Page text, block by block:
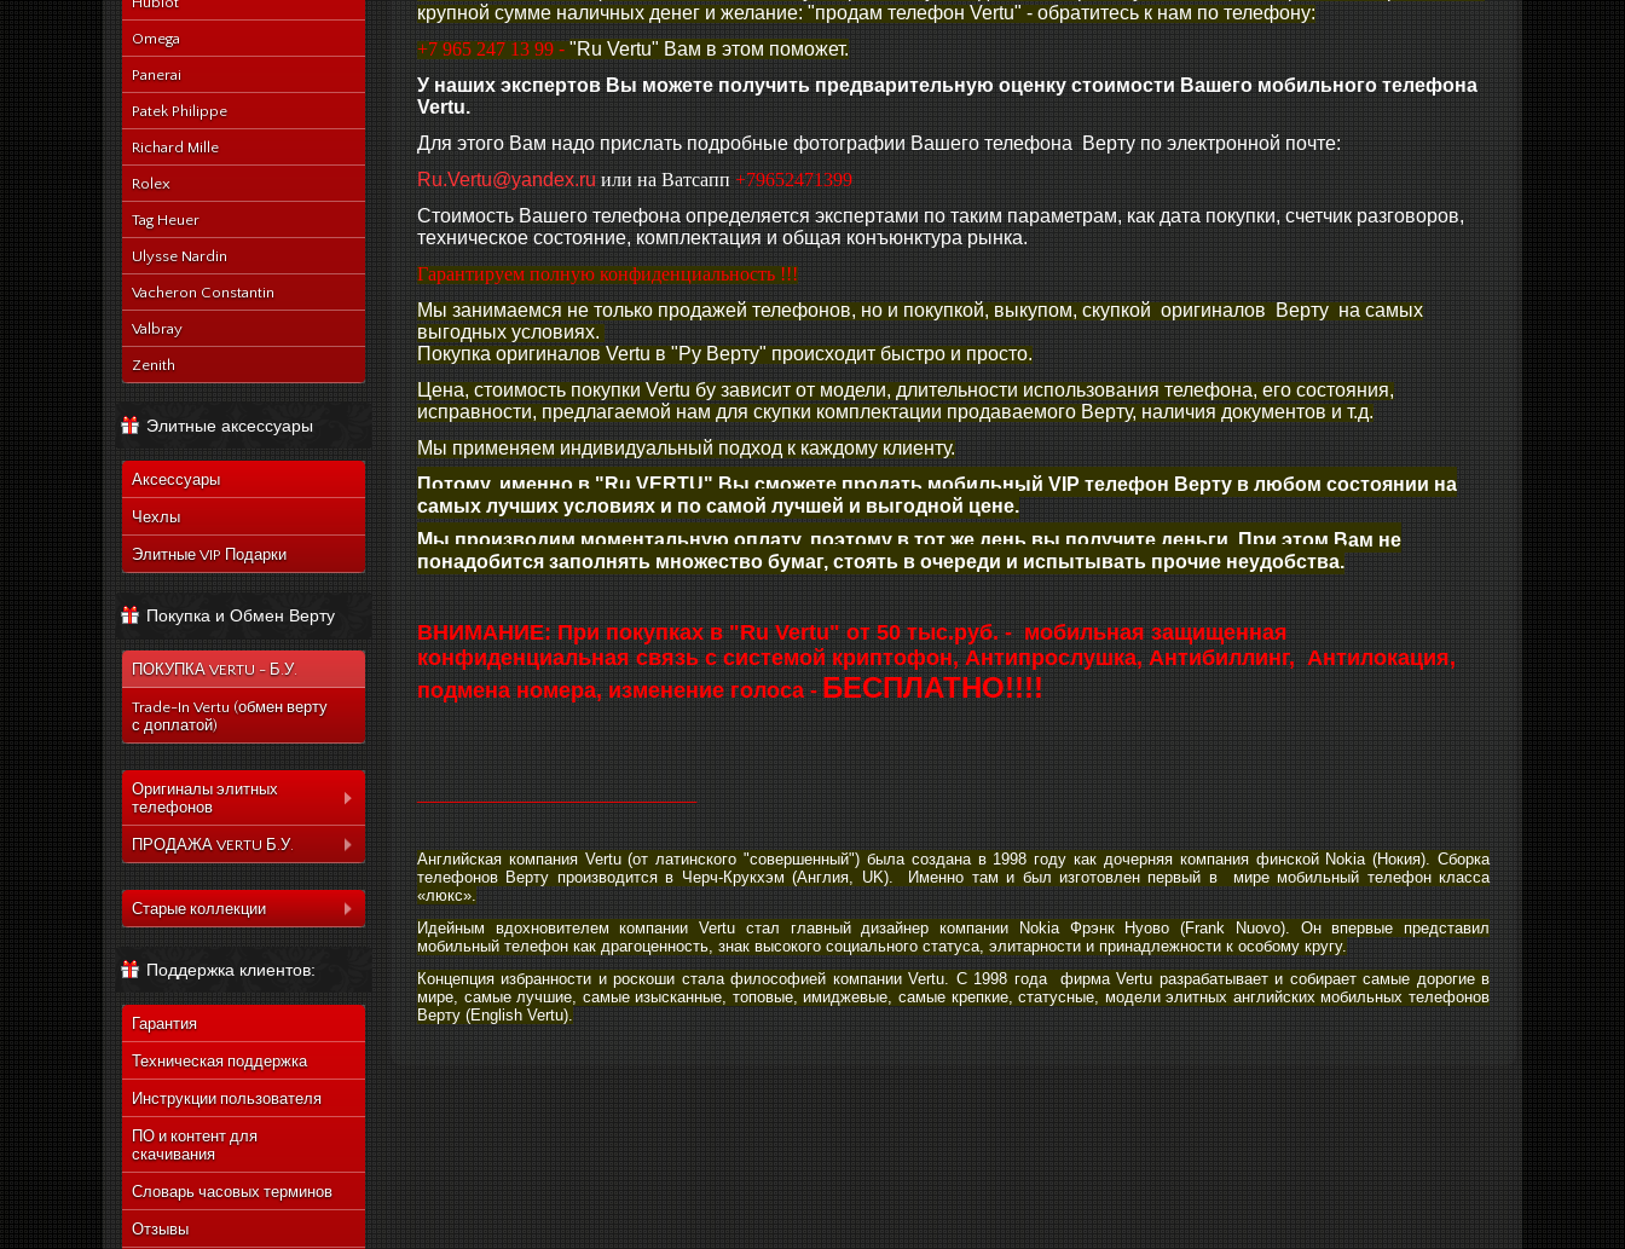
Omega
Panerai
Patek Philippe
Richard Mille
Rolex
Tag Heuer
Ulysse Nardin
Vacheron Constantin
Valbray
Zenith
Элитные аксессуары
Аксессуары
Чехлы
Элитные VIP Подарки
Покупка и Обмен Верту
ПОКУПКА VERTU - Б.У.
Trade-In Vertu (обмен верту
с доплатой)
Оригиналы элитных
телефонов
Коллекция Aster
Коллекция Signature
Коллекция Signature
Коллекция Новый
Signature Touch
ПРОДАЖА VERTU Б.У.
Коллекция Constelation
Коллекция Ascent
Touch
Коллекция Новый
Signature Touch
Старые коллекции
Vertu Ascent X
Vertu Constellation Ayxta
Vertu Constellation Pure
Vertu Constellation Exotic
Vertu Constellation Vivre
Vertu Signature S Design
Vertu Constellation
Vertu Constellation
Monogram
Поддержка клиентов:
Гарантия
Техническая поддержка
Инструкции пользователя
ПО и контент для
скачивания
Словарь часовых терминов
Отзывы
крупной сумме наличных денег и желание: "продам телефон Vertu" - обратитесь к нам по телефону:
+7 965 247 13 99 - "Ru Vertu" Вам в этом поможет.
У наших экспертов Вы можете получить предварительную оценку стоимости Вашего мобильного телефона
Vertu.
Для этого Вам надо прислать подробные фотографии Вашего телефона Верту по электронной почте:
Ru.Vertu@yandex.ru или на Ватсапп +79652471399
Стоимость Вашего телефона определяется экспертами по таким параметрам, как дата покупки, счетчик разговоров,
техническое состояние, комплектация и общая конъюнктура рынка.
Гарантируем полную конфиденциальность !!!
Мы занимаемся не только продажей телефонов, но и покупкой, выкупом, скупкой оригиналов Верту на самых
выгодных условиях.
Покупка оригиналов Vertu в "Ру Верту" происходит быстро и просто.
Цена, стоимость покупки Vertu бу зависит от модели, длительности использования телефона, его состояния,
исправности, предлагаемой нам для скупки комплектации продаваемого Верту, наличия документов и т.д.
Мы применяем индивидуальный подход к каждому клиенту.
Потому, именно в "Ru VERTU" Вы сможете продать мобильный VIP телефон Верту в любом состоянии на
самых лучших условиях и по самой лучшей и выгодной цене.
Мы производим моментальную оплату, поэтому в тот же день вы получите деньги. При этом Вам не
понадобится заполнять множество бумаг, стоять в очереди и испытывать прочие неудобства.
ВНИМАНИЕ: При покупках в "Ru Vertu" от 50 тыс.руб. - мобильная защищенная
конфиденциальная связь с системой криптофон, Антипрослушка, Антибиллинг, Антилокация,
подмена номера, изменение голоса - БЕСПЛАТНО!!!!
Английская компания Vertu (от латинского "совершенный") была создана в 1998 году как дочерняя компания финской Nokia (Нокия). Сборка
телефонов Верту производится в Черч-Крукхэм (Англия, UK). Именно там и был изготовлен первый в мире мобильный телефон класса
«люкс».
Идейным вдохновителем компании Vertu стал главный дизайнер компании Nokia Фрэнк Нуово (Frank Nuovo). Он впервые представил
мобильный телефон как драгоценность, знак высокого социального статуса, элитарности и принадлежности к особому кругу.
Концепция избранности и роскоши стала философией компании Vertu. С 1998 года фирма Vertu разрабатывает и собирает самые дорогие в
мире, самые лучшие, самые изысканные, топовые, имиджевые, самые крепкие, статусные, модели элитных английских мобильных телефонов
Верту (English Vertu).